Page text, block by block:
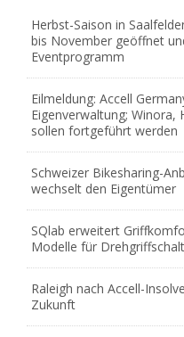
Herbst-Saison in
bis November geöffnet
Eventprogramm
Eilmeldung: Accell
Eigenverwaltung; Winora,
sollen fortgeführt werden
Schweizer Bikesharing-
wechselt den Eigentümer
SQlab erweitert
Modelle für
Raleigh nach Accell-
Zukunft